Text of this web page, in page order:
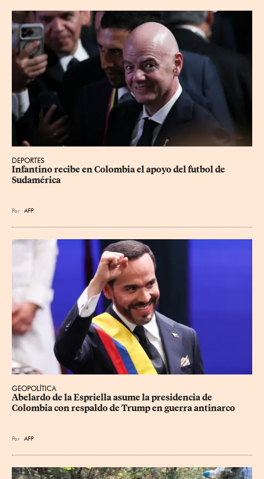
DEPORTES
Infantino recibe en Colombia el apoyo del futbol de
Sudamérica
Por AFP
GEOPOLÍTICA
Abelardo de la Espriella asume la presidencia de
Colombia con respaldo de Trump en guerra antinarco
Por AFP